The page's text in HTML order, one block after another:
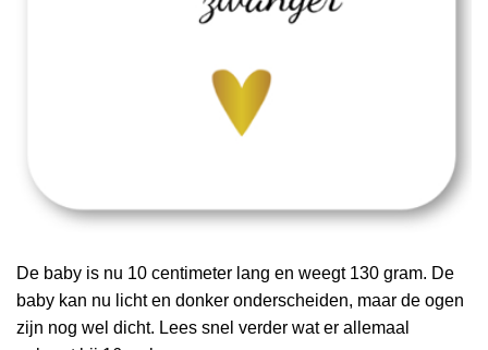
De baby is nu 10 centimeter lang en weegt 130 gram. De
baby kan nu licht en donker onderscheiden, maar de ogen
zijn nog wel dicht. Lees snel verder wat er allemaal